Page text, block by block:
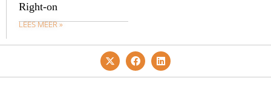
Right-on
LEES MEER »